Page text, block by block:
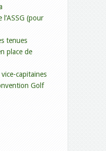
(pour
tenues
place de
capitaines
Golf